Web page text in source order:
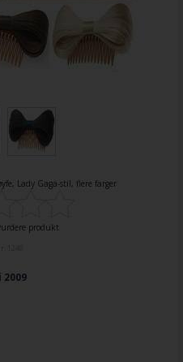
Lady Gaga-stil, flere farger
produkt